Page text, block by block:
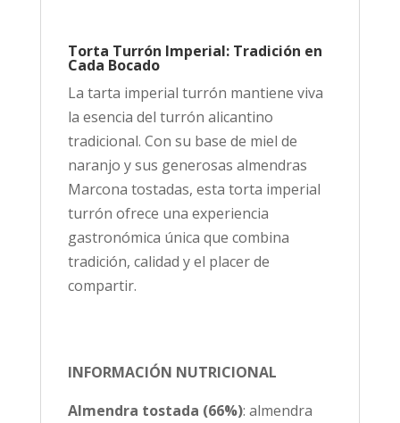
Torta Turrón Imperial: Tradición en
Cada Bocado
La tarta imperial turrón mantiene viva
la esencia del turrón alicantino
tradicional. Con su base de miel de
naranjo y sus generosas almendras
Marcona tostadas, esta torta imperial
turrón ofrece una experiencia
gastronómica única que combina
tradición, calidad y el placer de
compartir.
INFORMACIÓN NUTRICIONAL
Almendra tostada (66%): almendra